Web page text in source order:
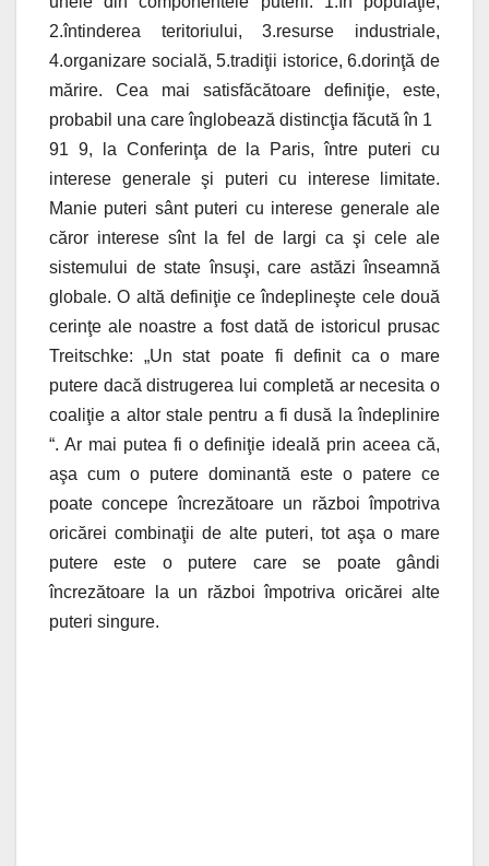
2.întinderea teritoriului, 3.resurse industriale,
4.organizare socială, 5.tradiţii istorice, 6.dorinţă de
mărire. Cea mai satisfăcătoare definiţie, este,
probabil una care înglobează distincţia făcută în 1
91 9, la Conferinţa de la Paris, între puteri cu
interese generale şi puteri cu interese limitate.
Manie puteri sânt puteri cu interese generale ale
căror interese sînt la fel de largi ca şi cele ale
sistemului de state însuşi, care astăzi înseamnă
globale. O altă definiţie ce îndeplineşte cele două
cerinţe ale noastre a fost dată de istoricul prusac
Treitschke: „Un stat poate fi definit ca o mare
putere dacă distrugerea lui completă ar necesita o
coaliţie a altor stale pentru a fi dusă la îndeplinire
“. Ar mai putea fi o definiţie ideală prin aceea că,
aşa cum o putere dominantă este o patere ce
poate concepe încrezătoare un război împotriva
oricărei combinaţii de alte puteri, tot aşa o mare
putere este o putere care se poate gândi
încrezătoare la un război împotriva oricărei alte
puteri singure.